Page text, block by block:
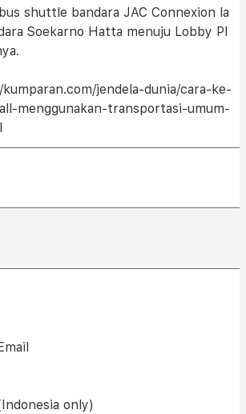
shuttle bandara JAC Connexion la
Soekarno Hatta menuju Lobby PI
jendela-dunia/cara-ke-
menggunakan-transportasi-umum-
only)